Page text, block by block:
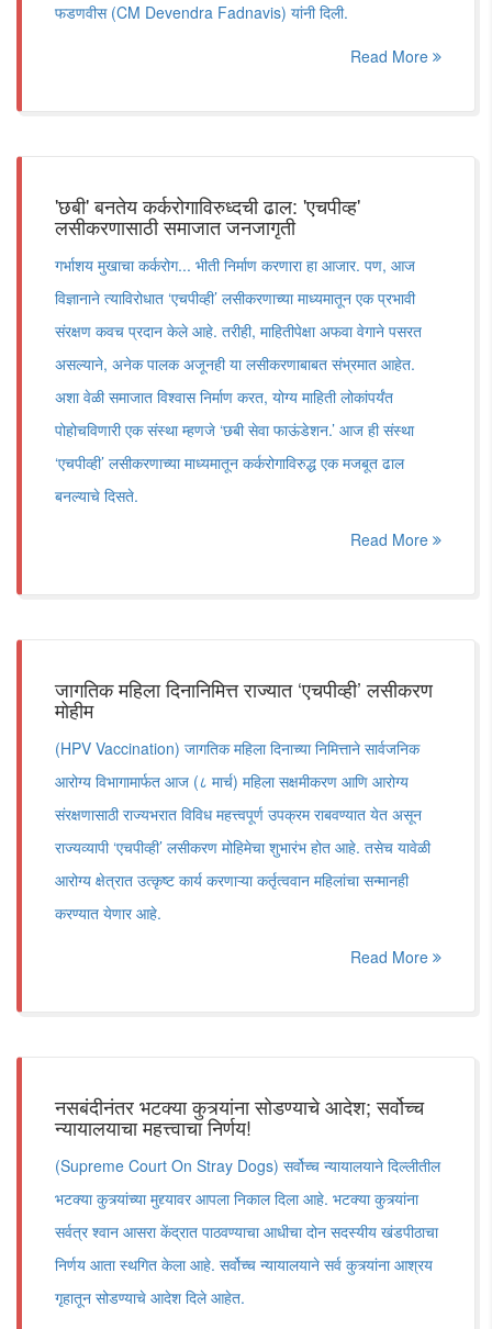
फडणवीस (CM Devendra Fadnavis) यांनी दिली.
Read More
'छबी' बनतेय कर्करोगाविरुध्दची ढाल: 'एचपीव्ह'
लसीकरणासाठी समाजात जनजागृती
गर्भाशय मुखाचा कर्करोग... भीती निर्माण करणारा हा आजार. पण, आज
विज्ञानाने त्याविरोधात ‘एचपीव्ही’ लसीकरणाच्या माध्यमातून एक प्रभावी
संरक्षण कवच प्रदान केले आहे. तरीही, माहितीपेक्षा अफवा वेगाने पसरत
असल्याने, अनेक पालक अजूनही या लसीकरणाबाबत संभ्रमात आहेत.
अशा वेळी समाजात विश्वास निर्माण करत, योग्य माहिती लोकांपर्यंत
पोहोचविणारी एक संस्था म्हणजे ‘छबी सेवा फाऊंडेशन.’ आज ही संस्था
‘एचपीव्ही’ लसीकरणाच्या माध्यमातून कर्करोगाविरुद्ध एक मजबूत ढाल
बनल्याचे दिसते.
Read More
जागतिक महिला दिनानिमित्त राज्यात ‘एचपीव्ही’ लसीकरण
मोहीम
(HPV Vaccination) जागतिक महिला दिनाच्या निमित्ताने सार्वजनिक
आरोग्य विभागामार्फत आज (८ मार्च) महिला सक्षमीकरण आणि आरोग्य
संरक्षणासाठी राज्यभरात विविध महत्त्वपूर्ण उपक्रम राबवण्यात येत असून
राज्यव्यापी ‘एचपीव्ही’ लसीकरण मोहिमेचा शुभारंभ होत आहे. तसेच यावेळी
आरोग्य क्षेत्रात उत्कृष्ट कार्य करणाऱ्या कर्तृत्ववान महिलांचा सन्मानही
करण्यात येणार आहे.
Read More
नसबंदीनंतर भटक्या कुत्र्यांना सोडण्याचे आदेश; सर्वोच्च
न्यायालयाचा महत्त्वाचा निर्णय!
(Supreme Court On Stray Dogs) सर्वोच्च न्यायालयाने दिल्लीतील
भटक्या कुत्र्यांच्या मुद्द्यावर आपला निकाल दिला आहे. भटक्या कुत्र्यांना
सर्वत्र श्वान आसरा केंद्रात पाठवण्याचा आधीचा दोन सदस्यीय खंडपीठाचा
निर्णय आता स्थगित केला आहे. सर्वोच्च न्यायालयाने सर्व कुत्र्यांना आश्रय
गृहातून सोडण्याचे आदेश दिले आहेत.